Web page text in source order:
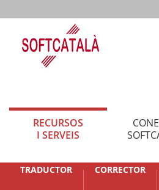
RECURSOS
I SERVEIS
TRADUCTOR CORRECTOR